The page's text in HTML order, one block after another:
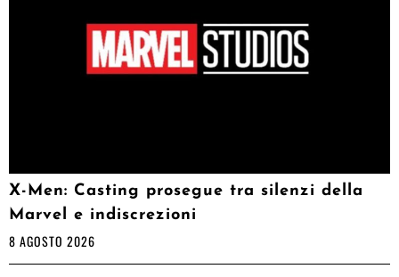
X-Men: Casting prosegue tra silenzi della
Marvel e indiscrezioni
8 AGOSTO 2026